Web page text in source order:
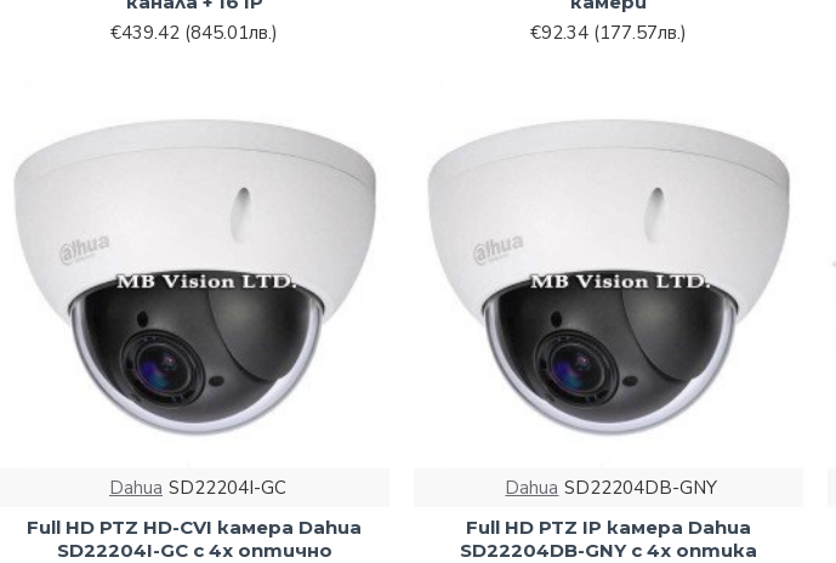
€439.42 (845.01лв.) €92.34 (177.57лв.)
Dahua SD22204I-GC
Full HD PTZ HD-CVI камера Dahua
SD22204I-GC с 4х оптично
Dahua SD22204DB-GNY
Full HD PTZ IP камера Dahua
SD22204DB-GNY с 4х оптика